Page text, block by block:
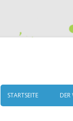
STARTSEITE DER